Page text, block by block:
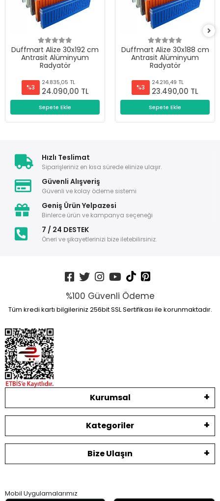
Duffmart Alize 30x192 cm
Antrasit Alüminyum
Radyatör
%3
24.835,05 TL
24.090,00 TL
Sepete Ekle
Duffmart Alize 30x188 cm
Antrasit Alüminyum
Radyatör
%3
24.216,49 TL
23.490,00 TL
Sepete Ekle
Hızlı Teslimat
Siparişleriniz en kısa sürede elinize ulaşır.
Güvenli Alışveriş
Güvenli ve kolay ödeme sistemi
Geniş Ürün Yelpazesi
Binlerce ürün ve kampanya seçeneği
7 / 24 DESTEK
Öneri ve şikayetlerinizi bize iletebilirsiniz.
%100 Güvenli Ödeme
Tüm kredi kartı bilgileriniz 256bit SSL Sertifikası ile korunmaktadır.
Kurumsal
Kategoriler
Bize Ulaşın
Mobil Uygulamalarımız